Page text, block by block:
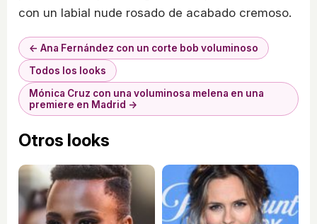
con un labial nude rosado de acabado cremoso.
← Ana Fernández con un corte bob voluminoso
Todos los looks
Mónica Cruz con una voluminosa melena en una
premiere en Madrid →
Otros looks